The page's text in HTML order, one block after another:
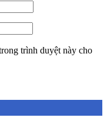
trình duyệt này cho